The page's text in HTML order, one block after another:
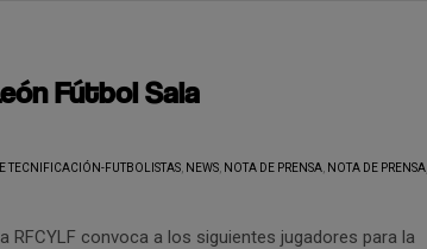
Fútbol Sala
TECNIFICACIÓN-FUTBOLISTAS NEWS NOTA DE PRENSA NOTA DE PRENSA,
RFCYLF convoca a los siguientes jugadores para la